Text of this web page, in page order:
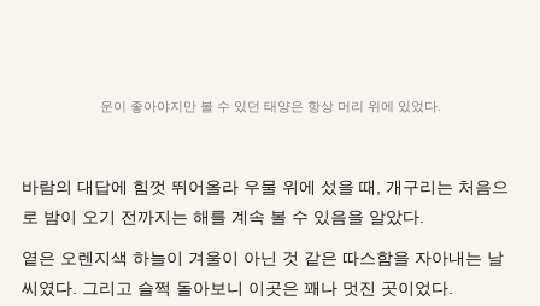
운이 좋아야지만 볼 수 있던 태양은 항상 머리 위에 있었다.
바람의 대답에 힘껏 뛰어올라 우물 위에 섰을 때, 개구리는 처음으
로 밤이 오기 전까지는 해를 계속 볼 수 있음을 알았다.
옅은 오렌지색 하늘이 겨울이 아닌 것 같은 따스함을 자아내는 날
씨였다. 그리고 슬쩍 돌아보니 이곳은 꽤나 멋진 곳이었다.